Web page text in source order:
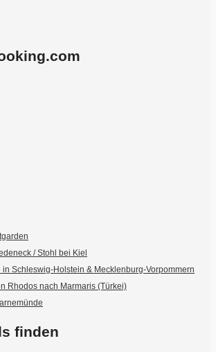
/ Stohl bei Kiel
in Schleswig-Holstein & Mecklenburg-Vorpommern
Rhodos nach Marmaris (Türkei)
finden